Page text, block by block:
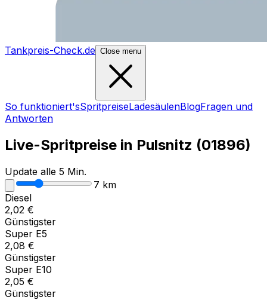
Tankpreis-Check.de Close menu
So funktioniert'sSpritpreiseLadesäulenBlogFragen und
Antworten
Live-Spritpreise in Pulsnitz (01896)
Update alle 5 Min.
7 km
Diesel
2,02 €
Günstigster
Super E5
2,08 €
Günstigster
Super E10
2,05 €
Günstigster